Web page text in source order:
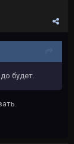
будет.